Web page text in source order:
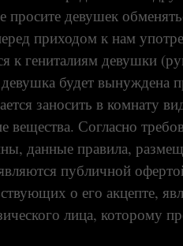
просите девушек
приходом к нам
к гениталиям девушки
будет вынуждена
заносить в комнату
вещества. Согласно
данные правила,
публичной
о его акцепте,
лица, которому